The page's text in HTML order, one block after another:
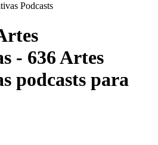
Podcasts
- 636 Artes
podcasts para